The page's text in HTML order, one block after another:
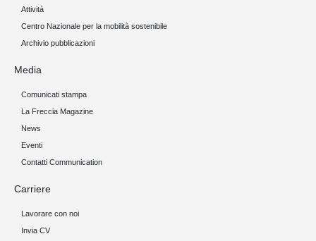
Attività
Centro Nazionale per la mobilità sostenibile
Archivio pubblicazioni
Media
Comunicati stampa
La Freccia Magazine
News
Eventi
Contatti Communication
Carriere
Lavorare con noi
Invia CV